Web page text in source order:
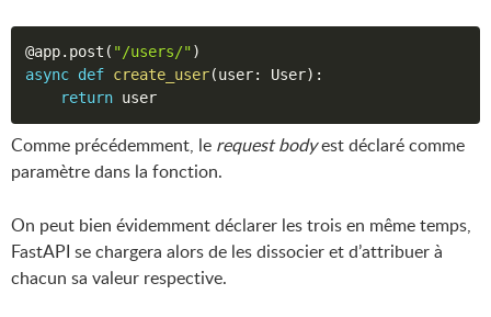
@app. post ( "/users/")
async def create_user(user: User) :
return
Comme précédemment, le request bodyest déclaré comme
paramètre dans la fonction.
On peut bien évidemment déclarer les trois en même temps,
FastAPI se chargera alors de les dissocier et d’attribuer à
chacun sa valeur respective.